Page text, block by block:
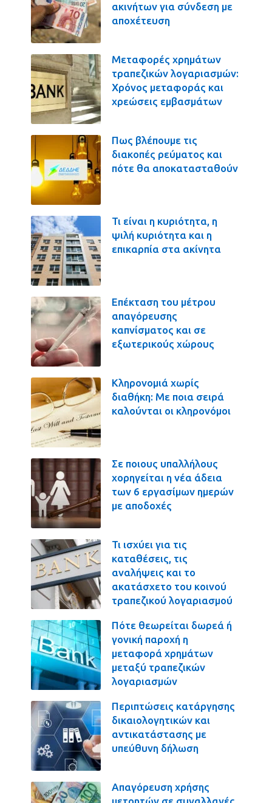
ακινήτων για σύνδεση με
αποχέτευση
Μεταφορές χρημάτων
τραπεζικών λογαριασμών:
Χρόνος μεταφοράς και
χρεώσεις εμβασμάτων
Πως βλέπουμε τις
διακοπές ρεύματος και
πότε θα αποκατασταθούν
Τι είναι η κυριότητα, η
ψιλή κυριότητα και η
επικαρπία στα ακίνητα
Επέκταση του μέτρου
απαγόρευσης
καπνίσματος και σε
εξωτερικούς χώρους
Κληρονομιά χωρίς
διαθήκη: Με ποια σειρά
καλούνται οι κληρονόμοι
Σε ποιους υπαλλήλους
χορηγείται η νέα άδεια
των 6 εργασίμων ημερών
με αποδοχές
Τι ισχύει για τις
καταθέσεις, τις
αναλήψεις και το
ακατάσχετο του κοινού
τραπεζικού λογαριασμού
Πότε θεωρείται δωρεά ή
γονική παροχή η
μεταφορά χρημάτων
μεταξύ τραπεζικών
λογαριασμών
Περιπτώσεις κατάργησης
δικαιολογητικών και
αντικατάστασης με
υπεύθυνη δήλωση
Απαγόρευση χρήσης